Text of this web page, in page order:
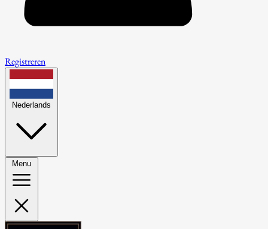
Registreren
Nederlands
Menu